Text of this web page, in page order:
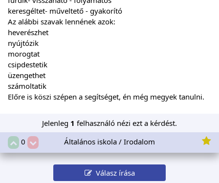
keresgéltet- műveltető - gyakorító
Az alábbi szavak lennének azok:
heverészhet
nyújtózik
morogtat
csipdestetik
üzengethet
számoltatik
Előre is köszi szépen a segítséget, én még megyek tanulni.
Jelenleg 1 felhasználó nézi ezt a kérdést.
0
Általános iskola / Irodalom
Válasz írása